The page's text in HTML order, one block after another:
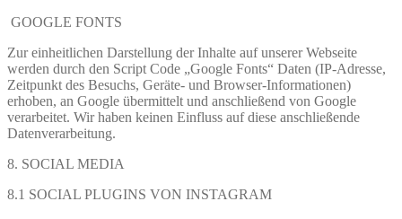
GOOGLE FONTS
Zur einheitlichen Darstellung der Inhalte auf unserer Webseite
werden durch den Script Code „Google Fonts“ Daten (IP-Adresse,
Zeitpunkt des Besuchs, Geräte- und Browser-Informationen)
erhoben, an Google übermittelt und anschließend von Google
verarbeitet. Wir haben keinen Einfluss auf diese anschließende
Datenverarbeitung.
8. SOCIAL MEDIA
8.1 SOCIAL PLUGINS VON INSTAGRAM